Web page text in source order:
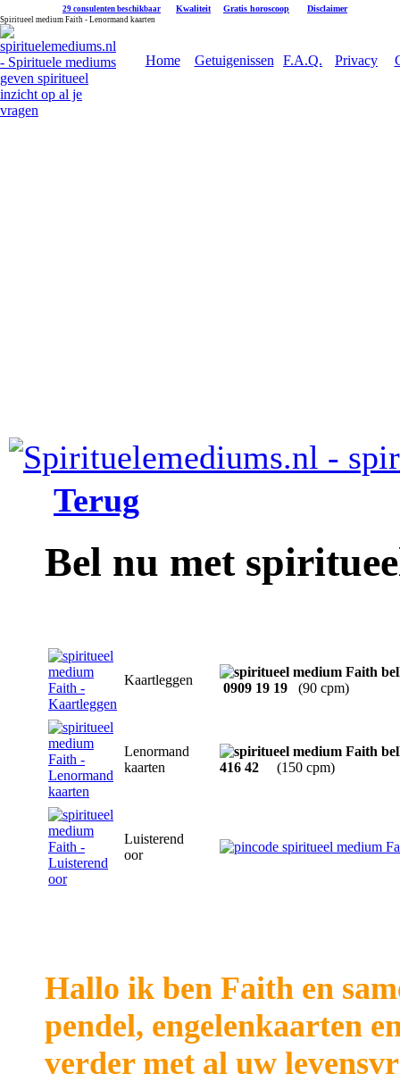
29 consulenten beschikbaar Kwaliteit Gratis horoscoop Disclaimer
Spiritueel medium Faith - Lenormand kaarten
Home Getuigenissen F.A.Q. Privacy
Terug
Bel nu met
Kaartleggen
0909 19 19 (90 cpm)
Lenormand
kaarten
416 42 (150 cpm)
Luisterend
oor
Hallo ik ben Faith en
pendel, engelenkaarten
verder met al uw